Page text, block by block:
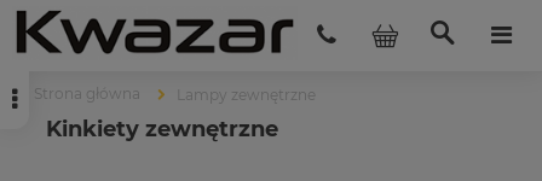
Strona główna Lampy zewnętrzne
Kinkiety zewnętrzne